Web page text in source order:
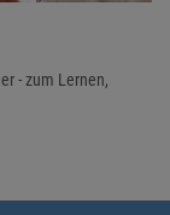
- zum Lernen,